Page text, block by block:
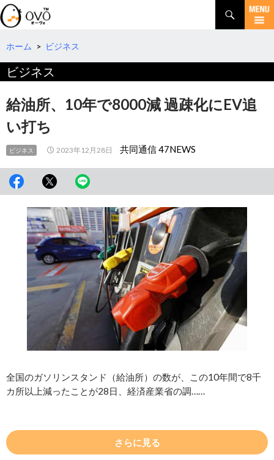
検
索
コ
テ
へ
動
ホーム > ビジネス
ビジネス
給油所、10年で8000減 過疎化にEV追
い打ち
ビジネス 2023年12月28日 共同通信 47NEWS
全国のガソリンスタンド（給油所）の数が、この10年間で8千
カ所以上減ったことが28日、経済産業省の調……
さらに見る